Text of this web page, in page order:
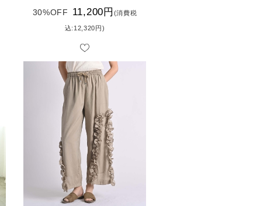
30%OFF
11,200円 (消費税
込:12,320円)